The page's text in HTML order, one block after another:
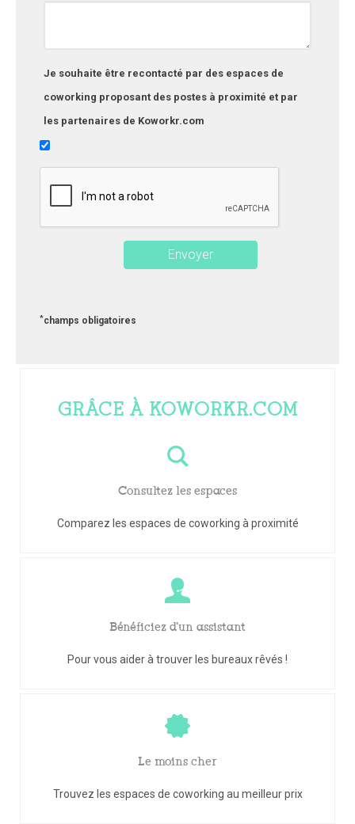
Je souhaite être recontacté par des espaces de
coworking proposant des postes à proximité et par
les partenaires de Koworkr.com
*champs obligatoires
GRÂCE À KOWORKR.COM
Consultez les espaces
Comparez les espaces de coworking à proximité
Bénéficiez d'un assistant
Pour vous aider à trouver les bureaux rêvés !
Le moins cher
Trouvez les espaces de coworking au meilleur prix